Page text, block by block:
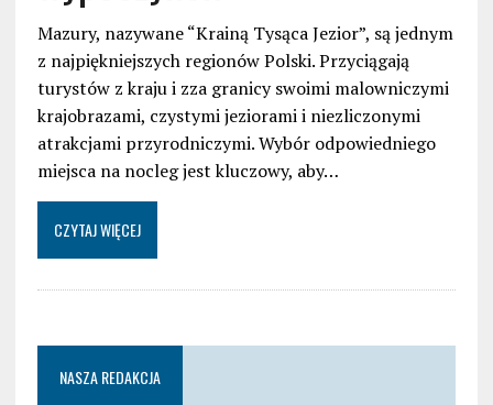
Mazury, nazywane “Krainą Tysąca Jezior”, są jednym
z najpiękniejszych regionów Polski. Przyciągają
turystów z kraju i zza granicy swoimi malowniczymi
krajobrazami, czystymi jeziorami i niezliczonymi
atrakcjami przyrodniczymi. Wybór odpowiedniego
miejsca na nocleg jest kluczowy, aby…
CZYTAJ WIĘCEJ
NASZA REDAKCJA